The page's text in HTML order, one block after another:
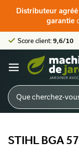
Distributeur
garantie
Distributeur officiel
9,6/10
La plus grande offre
Distributeur officiel
Score client: 9,6/10
STIHL BGA